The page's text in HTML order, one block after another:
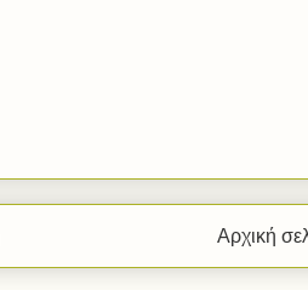
Αρχική